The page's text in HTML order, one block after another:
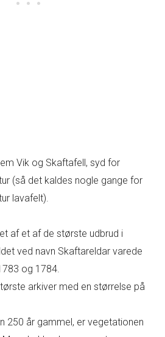
Vik og Skaftafell, syd for
(så det kaldes nogle gange for
lavafelt).
af et af de største udbrud i
ved navn Skaftareldar varede
og 1784.
arkiver med en størrelse på
250 år gammel, er vegetationen